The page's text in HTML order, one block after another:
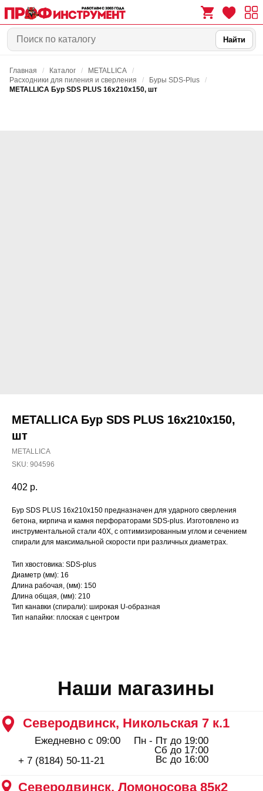
0
Найти
Главная / Каталог / METALLICA
/
Расходники для пиления и сверления
/ Буры SDS-Plus
/
METALLICA Бур SDS PLUS 16х210х150, шт
METALLICA Бур SDS PLUS 16х210х150,
шт
METALLICA
SKU: 904596
402 р.
Бур SDS PLUS 16х210х150 предназначен для ударного сверления
бетона, кирпича и камня перфораторами SDS-plus. Изготовлено из
инструментальной стали 40Х, с оптимизированным углом и сечением
спирали для максимальной скорости при различных диаметрах.
Тип хвостовика: SDS-plus
Диаметр (мм): 16
Длина рабочая, (мм): 150
Длина общая, (мм): 210
Тип канавки (спирали): широкая U-образная
Тип напайки: плоская с центром
Архангельск, Урицкого 50 к.1
Северодвинск, Ломоносова 85к2
Северодвинск, Никольская 7 к.1
Ежедневно с 09:00
Пн - Пт до 19:00
Сб до 17:00
Вс до 16:00
Пн - Пт 09:00 - 19:00
Сб - Вс 10:00 - 18:00
Пн - Пт 09:00 - 19:00
+ 7 (8184) 50-11-21
+ 7 (911) 562-83-03